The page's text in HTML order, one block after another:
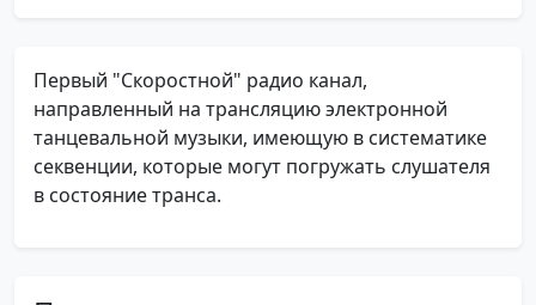
Первый "Скоростной" радио канал,
направленный на трансляцию электронной
танцевальной музыки, имеющую в систематике
секвенции, которые могут погружать слушателя
в состояние транса.